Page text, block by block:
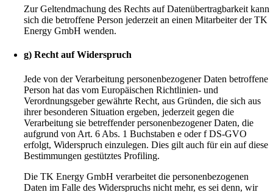
Zur Geltendmachung des Rechts auf Datenübertragbarkeit kann
sich die betroffene Person jederzeit an einen Mitarbeiter der TK
Energy GmbH wenden.
g) Recht auf Widerspruch
Jede von der Verarbeitung personenbezogener Daten betroffene
Person hat das vom Europäischen Richtlinien- und
Verordnungsgeber gewährte Recht, aus Gründen, die sich aus
ihrer besonderen Situation ergeben, jederzeit gegen die
Verarbeitung sie betreffender personenbezogener Daten, die
aufgrund von Art. 6 Abs. 1 Buchstaben e oder f DS-GVO
erfolgt, Widerspruch einzulegen. Dies gilt auch für ein auf diese
Bestimmungen gestütztes Profiling.
Die TK Energy GmbH verarbeitet die personenbezogenen
Daten im Falle des Widerspruchs nicht mehr, es sei denn, wir